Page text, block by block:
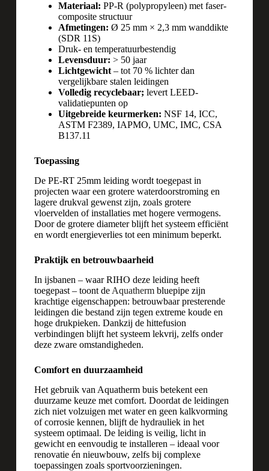
Materiaal: PP-R (polypropyleen) met faser-
composite structuur
Afmetingen: Ø 25 mm × 2,3 mm wanddikte
(SDR 11S)
Druk- en temperatuurbestendig
Levensduur: > 50 jaar
Lichtgewicht– tot 70 % lichter dan
vergelijkbare stalen leidingen
Volledig recyclebaar; levert LEED-
validatiepunten op
Uitgebreide keurmerken: NSF 14, ICC,
ASTM F2389, IAPMO, UMC, IMC, CSA
B137.11
Toepassing
De PE-RT 25mm leiding wordt toegepast in
projecten waar een grotere waterdoorstroming en
lagere drukval gewenst zijn, zoals grotere
vloervelden of installaties met hogere vermogens.
Door de grotere diameter blijft het systeem efficiënt
en wordt energieverlies tot een minimum beperkt.
Praktijk en betrouwbaarheid
In ijsbanen – waar RIHO deze leiding heeft
toegepast – toont de Aquatherm bluepipe zijn
krachtige eigenschappen: betrouwbaar presterende
leidingen die bestand zijn tegen extreme koude en
hoge drukpieken. Dankzij de hittefusion
verbindingen blijft het systeem lekvrij, zelfs onder
deze zware omstandigheden.
Comfort en duurzaamheid
Het gebruik van Aquatherm buis betekent een
duurzame keuze met comfort. Doordat de leidingen
zich niet volzuigen met water en geen kalkvorming
of corrosie kennen, blijft de hydrauliek in het
systeem optimaal. De leiding is veilig, licht in
gewicht en eenvoudig te installeren – ideaal voor
renovatie én nieuwbouw, zelfs bij complexe
toepassingen zoals sportvoorzieningen.